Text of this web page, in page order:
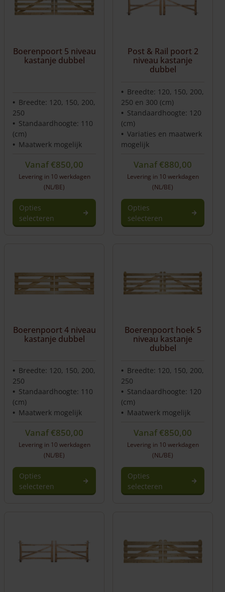
Boerenpoort 5 niveau
kastanje dubbel
Breedte: 120, 150, 200,
250
Standaardhoogte: 110
(cm)
Maatwerk mogelijk
Vanaf€850,00
Levering in 10 werkdagen
(NL/BE)
Opties
selecteren
Post & Rail poort 2
niveau kastanje
dubbel
Breedte: 120, 150, 200,
250 en 300 (cm)
Standaardhoogte: 120
(cm)
Variaties en maatwerk
mogelijk
Vanaf€880,00
Levering in 10 werkdagen
(NL/BE)
Opties
selecteren
Boerenpoort 4 niveau
kastanje dubbel
Breedte: 120, 150, 200,
250
Standaardhoogte: 110
(cm)
Maatwerk mogelijk
Vanaf€850,00
Levering in 10 werkdagen
(NL/BE)
Opties
selecteren
Boerenpoort hoek 5
niveau kastanje
dubbel
Breedte: 120, 150, 200,
250
Standaardhoogte: 120
(cm)
Maatwerk mogelijk
Vanaf€850,00
Levering in 10 werkdagen
(NL/BE)
Opties
selecteren